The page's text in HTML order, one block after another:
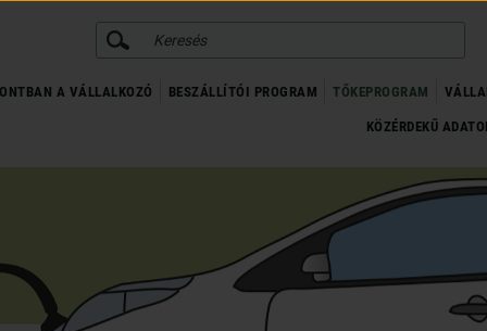
KERESÉS
A VÁLLALKOZÓ BESZÁLLÍTÓI PROGRAM TŐKEPROGRAM
KÖZÉRDEKŰ